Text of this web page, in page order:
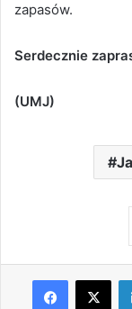
zapasów.
Serdecznie
(UMJ)
Facebook
X